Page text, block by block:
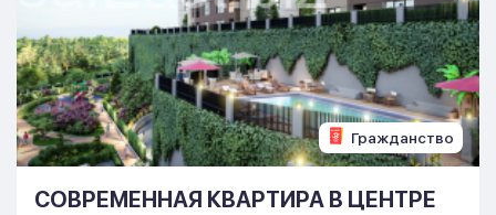
Гражданство
СОВРЕМЕННАЯ КВАРТИРА В ЦЕНТРЕ